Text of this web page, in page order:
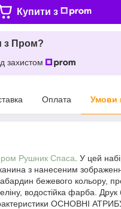
Купити з
з Пром?
захистом
Оплата Умови
Рушник Спаса . У цей
з нанесеним
бежевого кольору,
водостійка фарба. Друк
ОСНОВНІ